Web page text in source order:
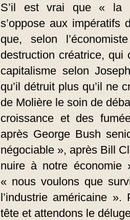
S’il est vrai que « la
s’oppose aux impératifs
que, selon
destruction créatrice, qui
capitalisme selon
qu’il détruit plus qu’il ne
de Molière le soin de
croissance et des
après George Bush
négociable », après Bill
nuire à notre économie
« nous voulons que
l’industrie américaine
tête et attendons le